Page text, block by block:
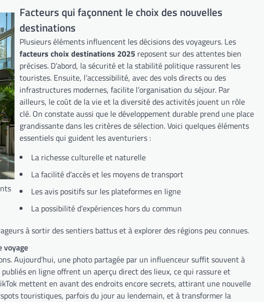
Facteurs qui façonnent le choix des nouvelles
destinations
Plusieurs éléments influencent les décisions des voyageurs. Les
facteurs choix destinations 2025 reposent sur des attentes bien
précises. D’abord, la sécurité et la stabilité politique rassurent les
touristes. Ensuite, l’accessibilité, avec des vols directs ou des
infrastructures modernes, facilite l’organisation du séjour. Par
ailleurs, le coût de la vie et la diversité des activités jouent un rôle
clé. On constate aussi que le développement durable prend une place
grandissante dans les critères de sélection. Voici quelques éléments
essentiels qui guident les aventuriers :
La richesse culturelle et naturelle
La facilité d’accès et les moyens de transport
Les avis positifs sur les plateformes en ligne
La possibilité d’expériences hors du commun
à sortir des sentiers battus et à explorer des régions peu connues.
voyage
Aujourd’hui, une photo partagée par un influenceur suffit souvent à
en ligne offrent un aperçu direct des lieux, ce qui rassure et
mettent en avant des endroits encore secrets, attirant une nouvelle
touristiques, parfois du jour au lendemain, et à transformer la